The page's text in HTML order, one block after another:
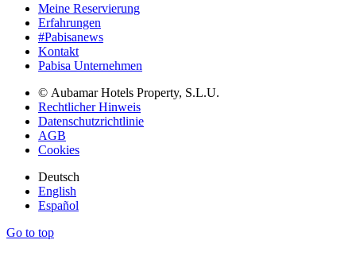
Meine Reservierung
Erfahrungen
#Pabisanews
Kontakt
Pabisa Unternehmen
© Aubamar Hotels Property, S.L.U.
Rechtlicher Hinweis
Datenschutzrichtlinie
AGB
Cookies
Deutsch
English
Español
Go to top